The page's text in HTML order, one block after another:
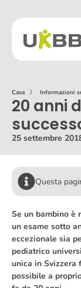
Casa 〉 Informazioni
20 anni
25 settembre
Questa
Se un bambino è
un esame sotto
eccezionale sia
pediatrico
unica in Svizzera
possibile a